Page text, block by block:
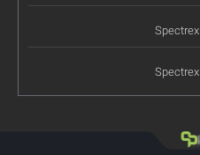
Spectrex
Spectrex